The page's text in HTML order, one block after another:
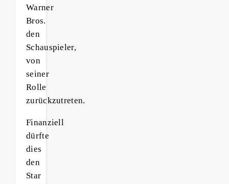
Warner
Bros.
den
Schauspieler,
von
seiner
Rolle
zurückzutreten.
Finanziell
dürfte
dies
den
Star